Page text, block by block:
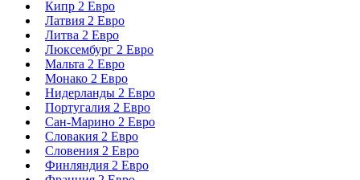
Кипр 2 Евро
Латвия 2 Евро
Литва 2 Евро
Люксембург 2 Евро
Мальта 2 Евро
Монако 2 Евро
Нидерланды 2 Евро
Португалия 2 Евро
Сан-Марино 2 Евро
Словакия 2 Евро
Словения 2 Евро
Финляндия 2 Евро